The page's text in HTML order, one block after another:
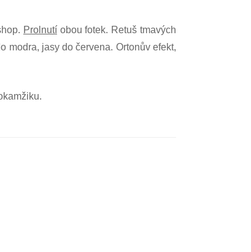
Prolnutíobou fotek. Retuš tmavých
modra, jasy do červena. Ortonův efekt,